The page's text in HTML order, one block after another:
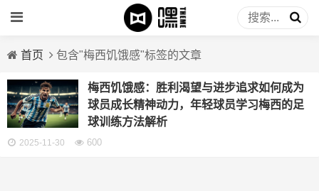
首页 包含"梅西饥饿感"标签的文章
梅西饥饿感：胜利渴望与进步追求如何成为
球员成长精神动力，年轻球员学习梅西的足
球训练方法解析
2025-11-30 600